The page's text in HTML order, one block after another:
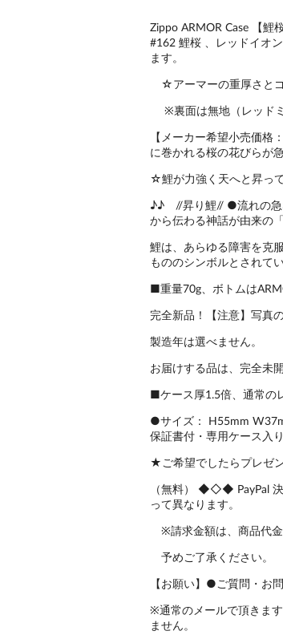
Zippo ARMOR Case 【
#162 鯉桜 、レッドイオ
ます。
☆アーマーの重厚さとゴ
※裏面は無地（レッドミ
【メーカー希望小売価
に巻かれる桜の花びらが
☆鯉が力強く天へと昇って
♪♪ //昇り鯉// ●流れの急
から伝わる神話が由来の「
鯉は、あらゆる障害を克
もののシンボルとされてい
■重量70g、ボトムは
完全新品！【注意】写真
製造年は選べません。
お届けする品は、完全未開
■ケース厚1.5倍、通常の
●サイズ： H55mm
保証書付・専用ケース入り
★ご希望でしたらプレゼ
（無料） ◆◇◆ PayPal
って異なります。
※請求金額は、商品代金
予めご了承ください。
【お願い】●ご質問・お
※通常のメールで頂きま
ません。